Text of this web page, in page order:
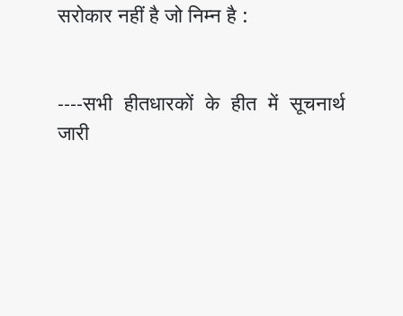
सरोकार नहीं है जो निम्न है :
----सभी हीतधारकों के हीत में सूचनार्थ
जारी